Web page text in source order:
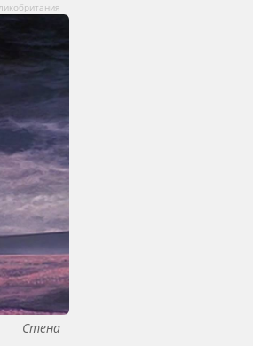
Стена